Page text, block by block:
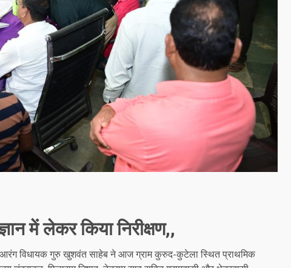
में लेकर किया निरीक्षण,,
आरंग विधायक गुरु खुशवंत साहेब ने आज ग्राम कुरुद-कुटेला स्थित प्राथमिक